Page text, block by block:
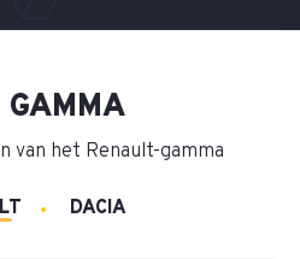
GAMMA
van het Renault-gamma
DACIA